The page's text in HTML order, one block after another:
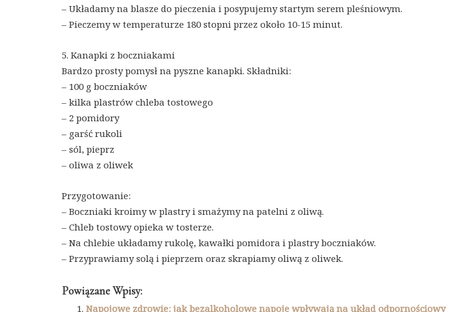
– Układamy na blasze do pieczenia i posypujemy startym serem pleśniowym.
– Pieczemy w temperaturze 180 stopni przez około 10-15 minut.
5. Kanapki z boczniakami
Bardzo prosty pomysł na pyszne kanapki. Składniki:
– 100 g boczniaków
– kilka plastrów chleba tostowego
– 2 pomidory
– garść rukoli
– sól, pieprz
– oliwa z oliwek
Przygotowanie:
– Boczniaki kroimy w plastry i smażymy na patelni z oliwą.
– Chleb tostowy opieka w tosterze.
– Na chlebie układamy rukolę, kawałki pomidora i plastry boczniaków.
– Przyprawiamy solą i pieprzem oraz skrapiamy oliwą z oliwek.
Powiązane Wpisy:
Napojowe zdrowie: jak bezalkoholowe napoje wpływają na układ odpornościowy